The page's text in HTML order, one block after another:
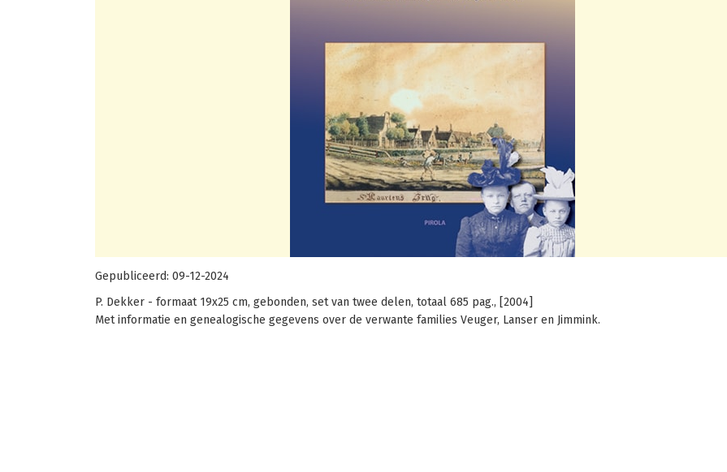
Gepubliceerd: 09-12-2024
P. Dekker - formaat 19x25 cm, gebonden, set van twee delen, totaal 685 pag., [2004]
Met informatie en genealogische gegevens over de verwante families Veuger, Lanser en Jimmink.